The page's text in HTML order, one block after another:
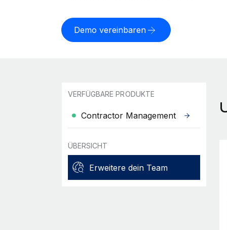
Demo vereinbaren
VERFÜGBARE PRODUKTE
Contractor Management
ÜBERSICHT
Erweitere dein Team